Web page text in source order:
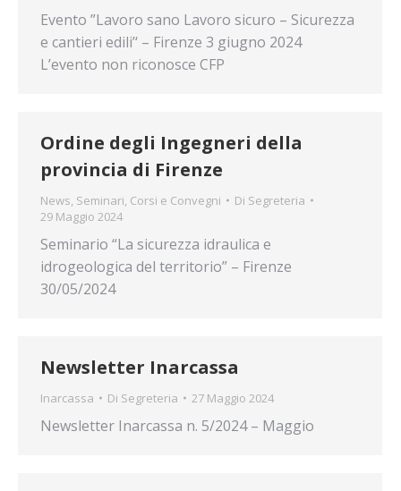
Evento ”Lavoro sano Lavoro sicuro – Sicurezza
e cantieri edili’‘ – Firenze 3 giugno 2024
L’evento non riconosce CFP
Ordine degli Ingegneri della
provincia di Firenze
News, Seminari, Corsi e Convegni Di Segreteria
29 Maggio 2024
Seminario “La sicurezza idraulica e
idrogeologica del territorio” – Firenze
30/05/2024
Newsletter Inarcassa
Inarcassa Di Segreteria 27 Maggio 2024
Newsletter Inarcassa n. 5/2024 – Maggio